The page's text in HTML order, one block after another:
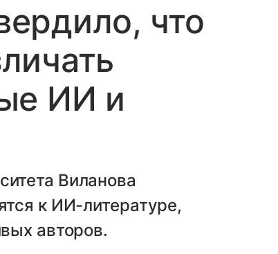
что
ИИ и
Виланова
к ИИ-литературе,
авторов.